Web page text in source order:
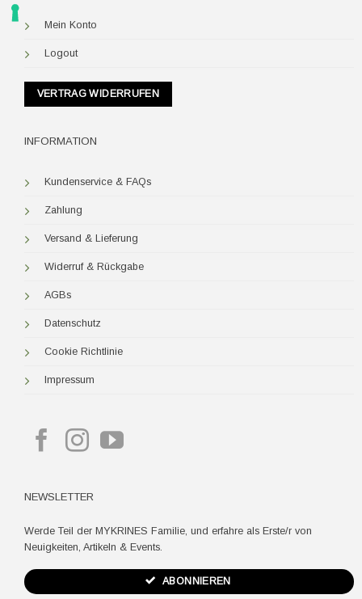
Mein Konto
Logout
VERTRAG WIDERRUFEN
INFORMATION
Kundenservice & FAQs
Zahlung
Versand & Lieferung
Widerruf & Rückgabe
AGBs
Datenschutz
Cookie Richtlinie
Impressum
NEWSLETTER
Werde Teil der MYKRINES Familie, und erfahre als Erste/r von
Neuigkeiten, Artikeln & Events.
ABONNIEREN